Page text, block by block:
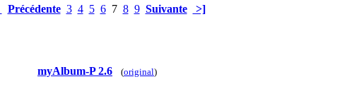
Précédente 3 4 5 67 8 9 Suivante >]
myAlbum-P 2.6 (original)